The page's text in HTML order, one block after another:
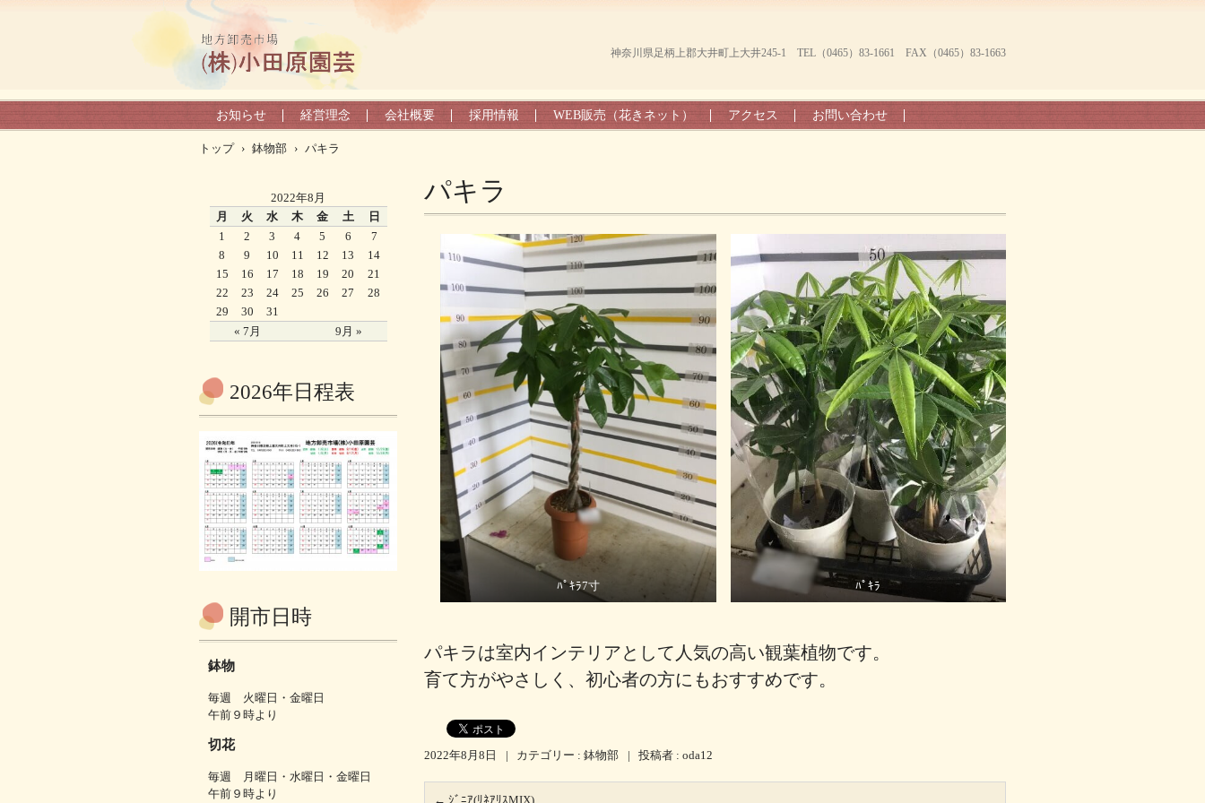
神奈川県足柄上郡大井町上大井245-1 TEL（0465）83-1661 FAX（0465）83-1663
お知らせ 経営理念 会社概要 採用情報 WEB販売（花きネット） アクセス お問い合わせ
トップ › 鉢物部 › パキラ
パキラ
ﾊﾟｷﾗ7寸 ﾊﾟｷﾗ
パキラは室内インテリアとして人気の高い観葉植物です。
育て方がやさしく、初心者の方にもおすすめです。
2022年8月8日 | カテゴリー : 鉢物部 | 投稿者 : oda12
← ｼﾞﾆｱ(ﾘﾈｱﾘｽMIX)
2022年8月
月
火 水 木 金 土 日
« 7月 9月 »
1 2 3 4 5 6
7
8
9 10 11 12 13
14
15
16 17 18 19 20
21
22
23 24 25 26 27
28
29
30 31
2026年日程表
開市日時
鉢物
毎週 火曜日・金曜日
午前９時より
切花
毎週 月曜日・水曜日・金曜日
午前９時より